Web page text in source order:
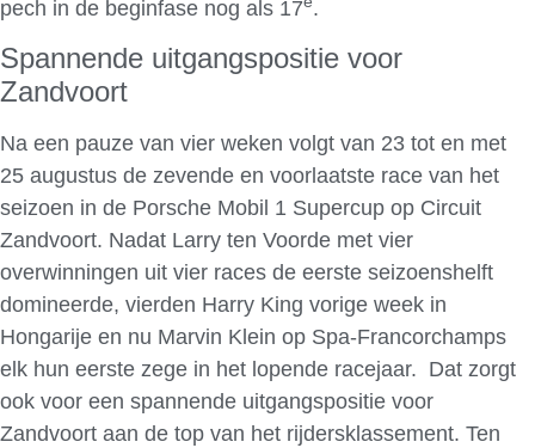
pech in de beginfase nog als 17 .
Spannende uitgangspositie voor
Zandvoort
Na een pauze van vier weken volgt van 23 tot en met
25 augustus de zevende en voorlaatste race van het
seizoen in de Porsche Mobil 1 Supercup op Circuit
Zandvoort. Nadat Larry ten Voorde met vier
overwinningen uit vier races de eerste seizoenshelft
domineerde, vierden Harry King vorige week in
Hongarije en nu Marvin Klein op Spa-Francorchamps
elk hun eerste zege in het lopende racejaar. Dat zorgt
ook voor een spannende uitgangspositie voor
Zandvoort aan de top van het rijdersklassement. Ten